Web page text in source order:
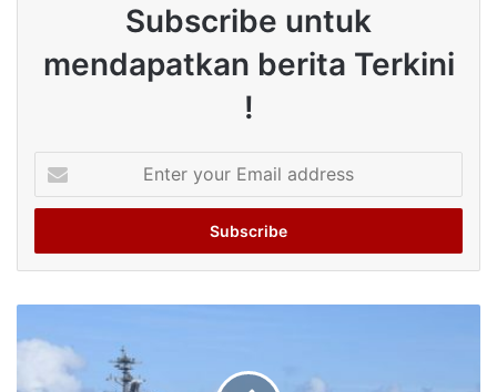
Subscribe untuk
mendapatkan berita Terkini
!
your
Email